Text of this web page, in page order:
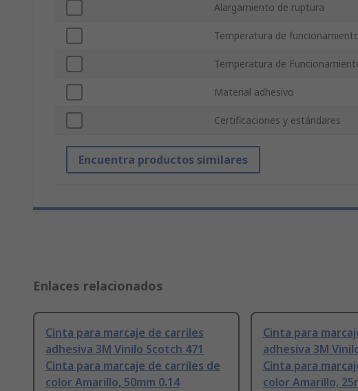
Alargamiento de ruptura
Temperatura de
Temperatura de
Material adhesivo
Certificaciones y estándares
Encuentra productos similares
Enlaces relacionados
Cinta para marcaje de carriles
adhesiva 3M Vinilo Scotch 471
Cinta para marcaje de carriles de
color Amarillo, 50mm 0.14
Cinta para
adhesiva 3M
Cinta para
color Amarillo,